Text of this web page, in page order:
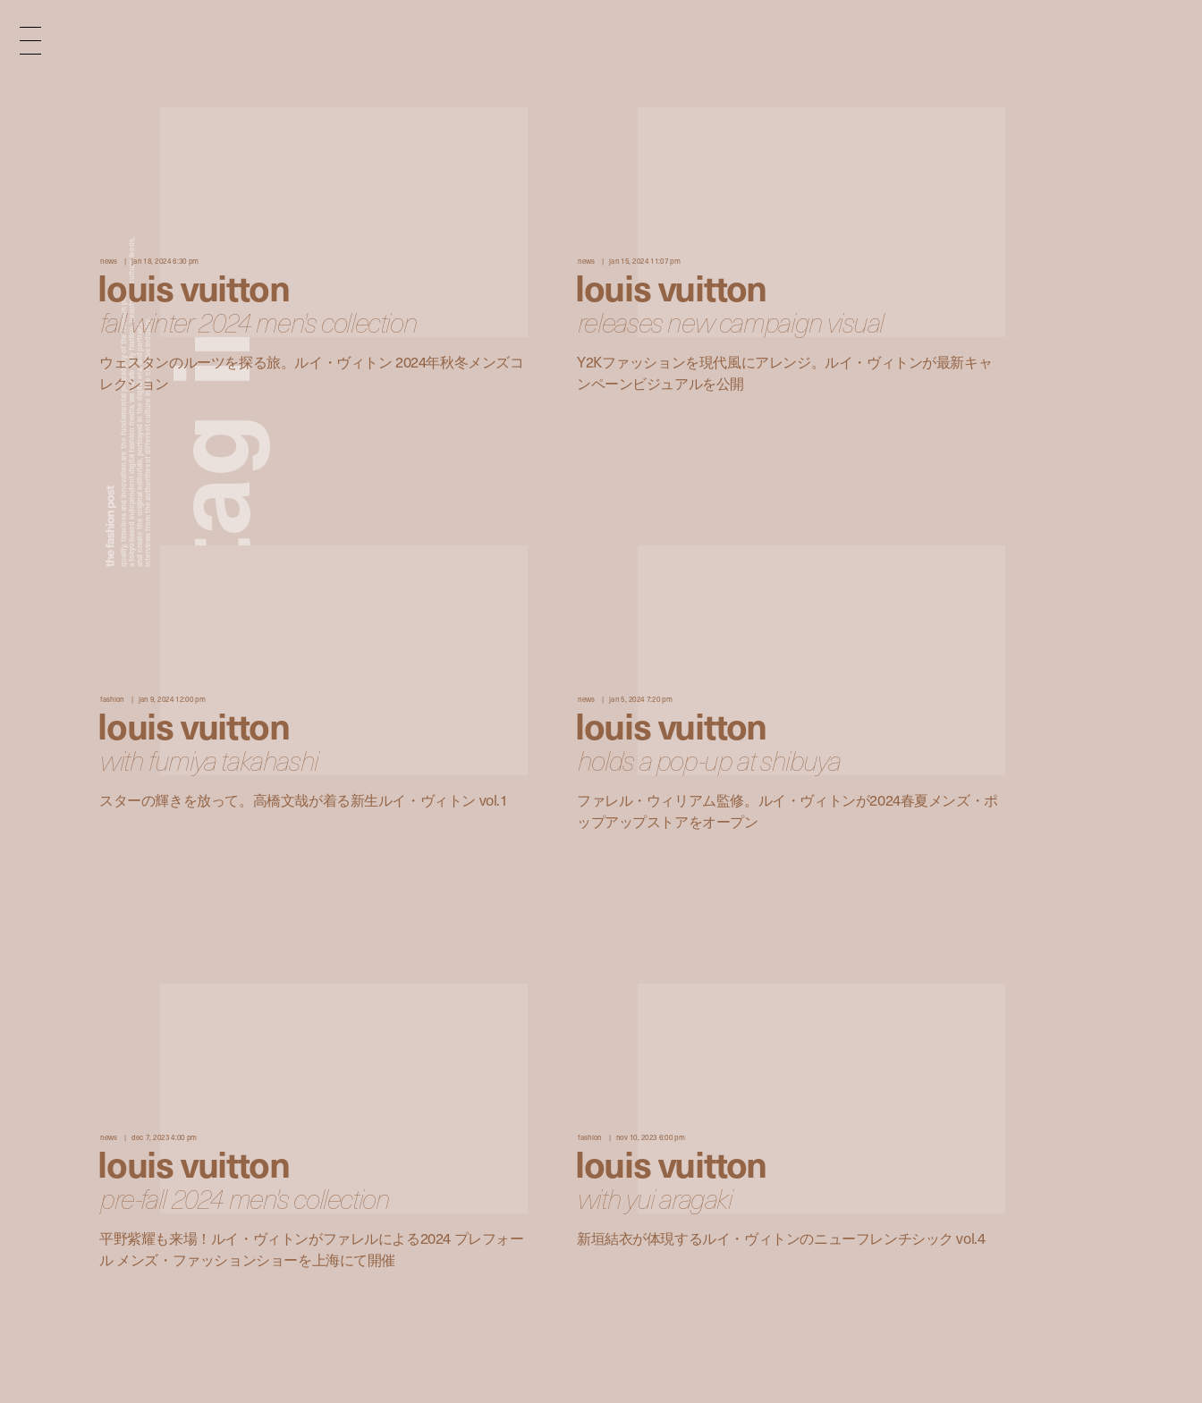
quality, timeless and innovation are the fundamental philosophy of the fashion post,a tokyo based independent digital fashion media. we curate daily fashion, beauty and culture feeds,and create the original editorials, portrayed in the digital era, and portraits,interviews from the authorities of different culture in the creative industry.
t
a
g
i
n
d
news jan 18, 2024 6:30 pm
louis vuitton
fall winter 2024 men's collection
ウェスタンのルーツを探る旅。ルイ・ヴィトン 2024年秋冬メンズコ
レクション
news jan 15, 2024 11:07 pm
louis vuitton
releases new campaign visual
Y2Kファッションを現代風にアレンジ。ルイ・ヴィトンが最新キャ
ンペーンビジュアルを公開
fashion jan 9, 2024 12:00 pm
louis vuitton
with fumiya takahashi
スターの輝きを放って。高橋文哉が着る新生ルイ・ヴィトン vol.1
news jan 5, 2024 7:20 pm
louis vuitton
holds a pop-up at shibuya
ファレル・ウィリアム監修。ルイ・ヴィトンが2024春夏メンズ・ポ
ップアップストアをオープン
news dec 7, 2023 4:00 pm
louis vuitton
pre-fall 2024 men's collection
平野紫耀も来場！ルイ・ヴィトンがファレルによる2024 プレフォー
ル メンズ・ファッションショーを上海にて開催
fashion nov 10, 2023 6:00 pm
louis vuitton
with yui aragaki
新垣結衣が体現するルイ・ヴィトンのニューフレンチシック vol.4